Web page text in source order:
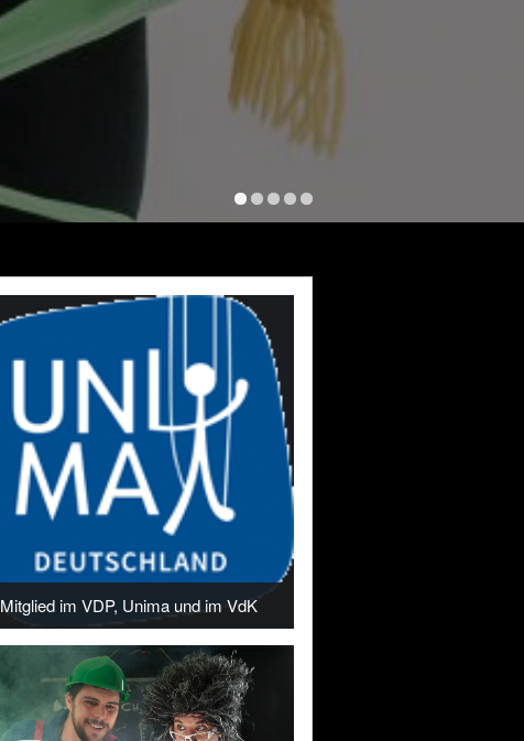
Mitglied im VDP, Unima und im VdK